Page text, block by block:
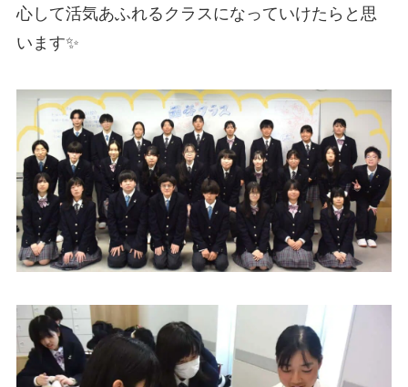
心して活気あふれるクラスになっていけたらと思
います✨